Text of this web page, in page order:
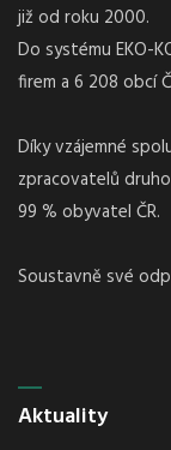
již od roku 2000.
Do systému EKO-
firem a 6 208 obcí
Díky vzájemné
zpracovatelů
99 % obyvatel ČR.
Soustavně své
Aktuality